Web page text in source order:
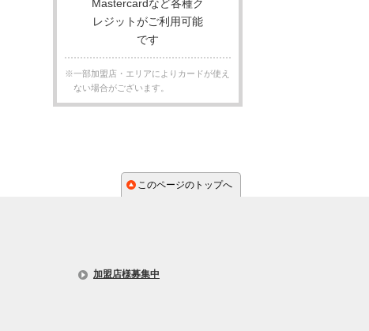
※一部加盟店・エリアによりカードが使え
ない場合がございます。
加盟店様募集中
このページのトップへ